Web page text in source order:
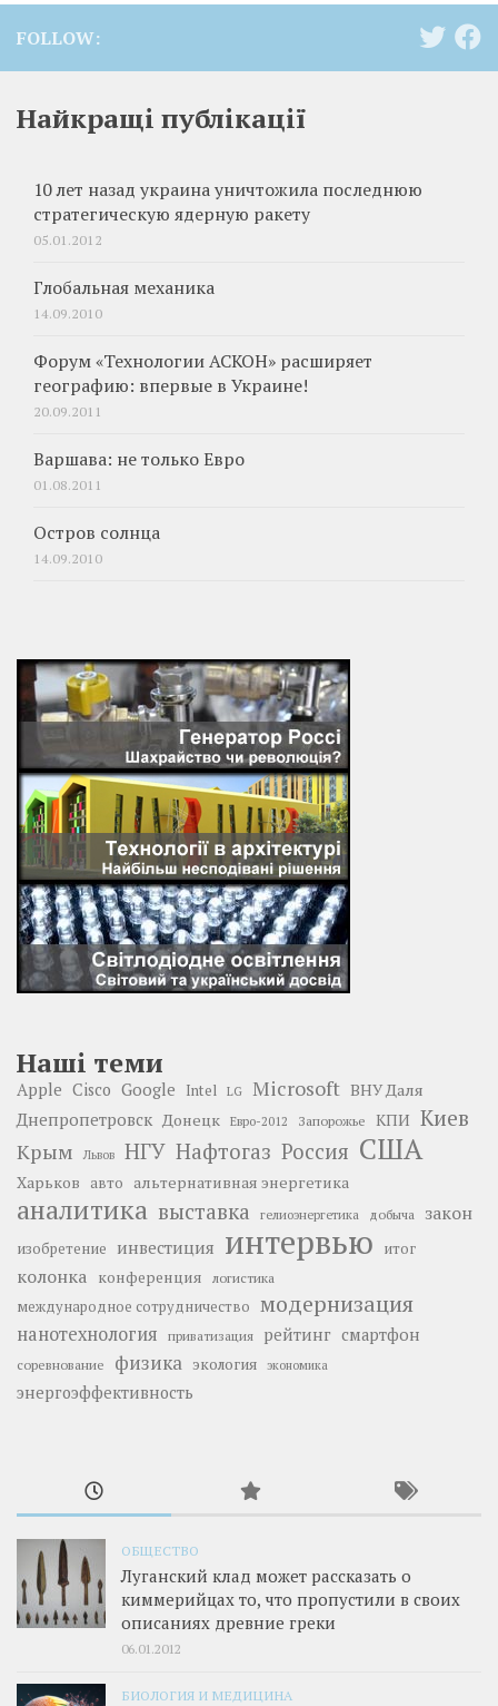
FOLLOW:
Найкращі публікації
10 лет назад украина уничтожила последнюю
стратегическую ядерную ракету
05.01.2012
Глобальная механика
14.09.2010
Форум «Технологии АСКОН» расширяет
географию: впервые в Украине!
20.09.2011
Варшава: не только Евро
01.08.2011
Остров солнца
14.09.2010
Наші теми
Apple Cisco Google Intel LG Microsoft ВНУ Даля
Днепропетровск Донецк Евро-2012 Запорожье КПИ Киев
Крым Львов НГУ Нафтогаз Россия США
Харьков авто альтернативная энергетика
аналитика выставка гелиоэнергетика добыча закон
изобретение инвестиция интервью итог
колонка конференция логистика
международное сотрудничество модернизация
нанотехнология приватизация рейтинг смартфон
соревнование физика экология экономика
энергоэффективность
ОБЩЕСТВО
Луганский клад может рассказать о
киммерийцах то, что пропустили в своих
описаниях древние греки
06.01.2012
БИОЛОГИЯ И МЕДИЦИНА